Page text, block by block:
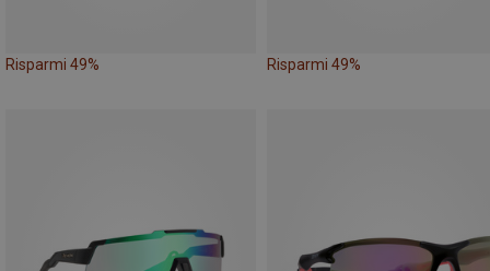
Risparmi 49% Risparmi 49%